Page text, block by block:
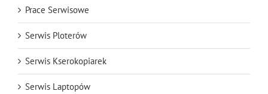
Prace Serwisowe
Serwis Ploterów
Serwis Kserokopiarek
Serwis Laptopów